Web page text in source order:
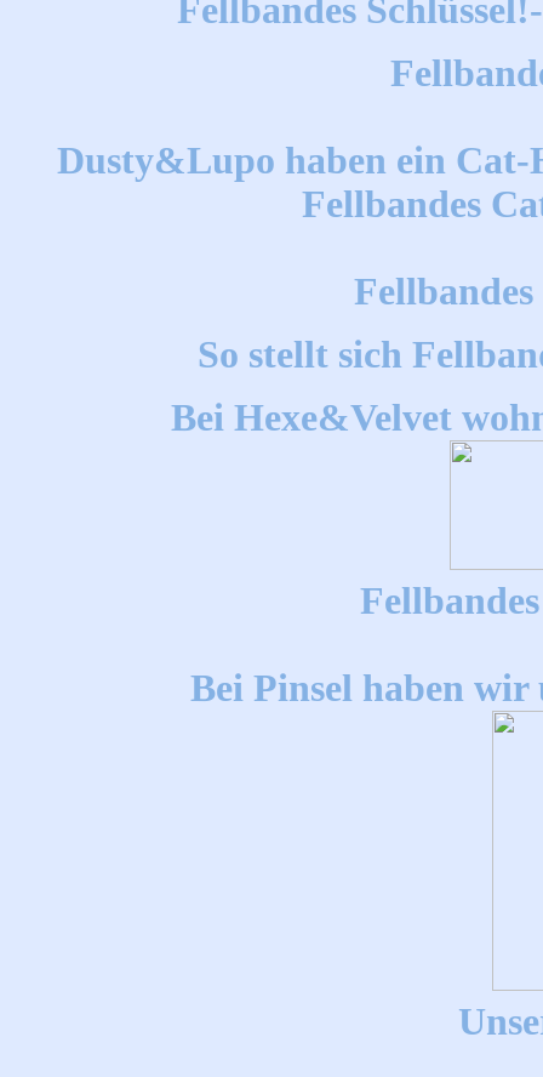
Fellbandes
Dusty&Lupo haben ein
Fellbandes
So stellt sich
Bei Hexe&Velvet
Bei Pinsel haben wir